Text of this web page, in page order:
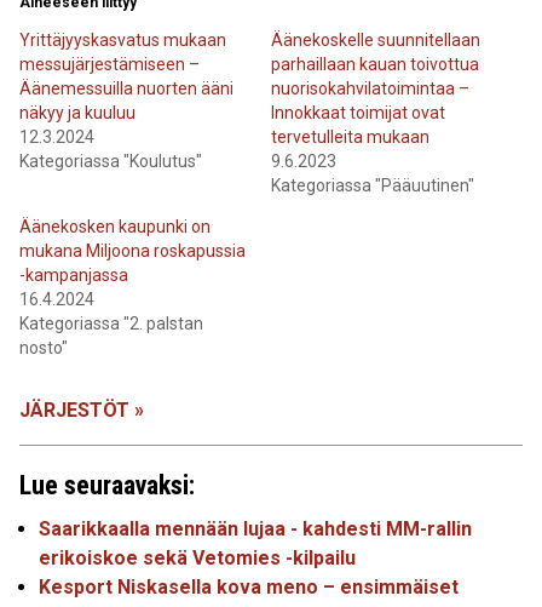
Yrittäjyyskasvatus mukaan
messujärjestämiseen –
Äänemessuilla nuorten ääni
näkyy ja kuuluu
12.3.2024
Kategoriassa "Koulutus"
Äänekoskelle suunnitellaan
parhaillaan kauan toivottua
nuorisokahvilatoimintaa –
Innokkaat toimijat ovat
tervetulleita mukaan
9.6.2023
Kategoriassa "Pääuutinen"
Äänekosken kaupunki on
mukana Miljoona roskapussia
-kampanjassa
16.4.2024
Kategoriassa "2. palstan
nosto"
JÄRJESTÖT »
Lue seuraavaksi:
Saarikkaalla mennään lujaa - kahdesti MM-rallin
erikoiskoe sekä Vetomies -kilpailu
Kesport Niskasella kova meno – ensimmäiset